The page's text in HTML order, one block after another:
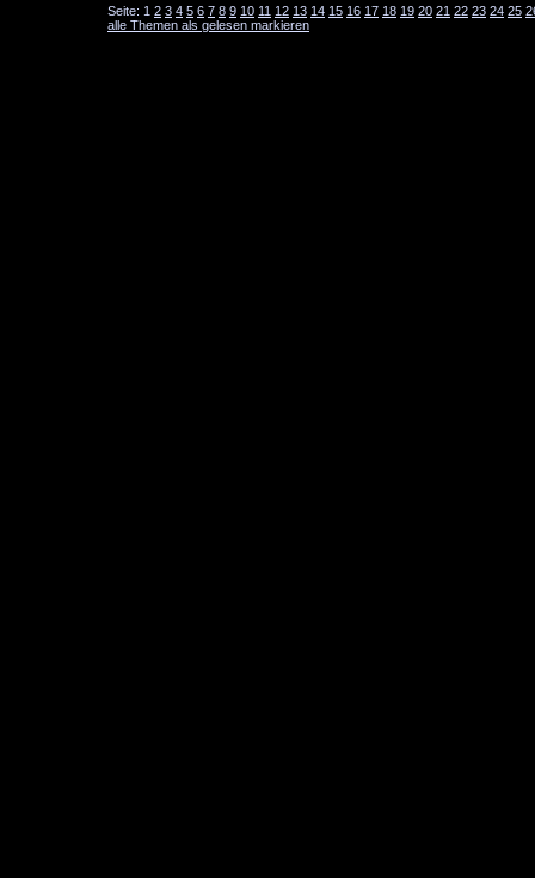
Seite: 1 2 3 4 5 6 7 8 9 10 11 12 13 14 15 16 17 18 19 20 21 22 23 24 25
alle Themen als gelesen markieren